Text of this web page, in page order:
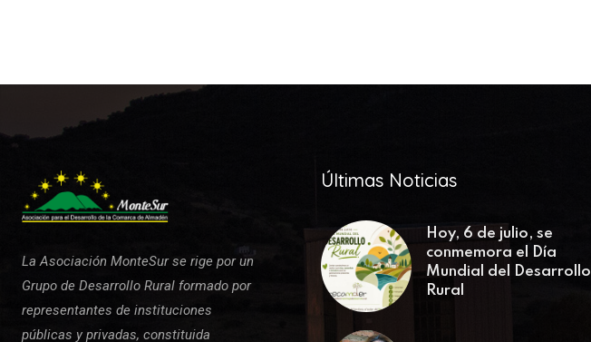
La Asociación MonteSur se rige por un
Grupo de Desarrollo Rural formado por
representantes de instituciones
públicas y privadas, constituida
Últimas Noticias
Hoy, 6 de julio, se
conmemora el Día
Mundial del Desarrollo
Rural